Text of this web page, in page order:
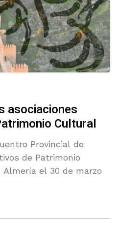
asociaciones
Cultural
de Patrimonio
el 30 de marzo